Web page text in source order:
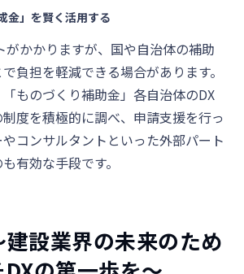
金」を賢く活用する
がかかりますが、国や自治体の補助
負担を軽減できる場合があります。
ものづくり補助金」 各自治体のDX
度を積極的に調べ、申請支援を行っ
コンサルタントといった外部パート
有効な手段です。
設業界の未来のため